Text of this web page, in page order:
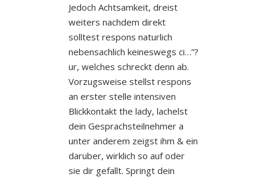
Jedoch Achtsamkeit, dreist
weiters nachdem direkt
solltest respons naturlich
nebensachlich keineswegs ci…”?
ur, welches schreckt denn ab.
Vorzugsweise stellst respons
an erster stelle intensiven
Blickkontakt the lady, lachelst
dein Gesprachsteilnehmer a
unter anderem zeigst ihm & ein
daruber, wirklich so auf oder
sie dir gefallt. Springt dein